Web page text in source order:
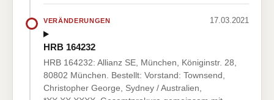
VERÄNDERUNGEN 17.03.2021
HRB 164232
HRB 164232: Allianz SE, München, Königinstr. 28,
80802 München. Bestellt: Vorstand: Townsend,
Christopher George, Sydney / Australien,